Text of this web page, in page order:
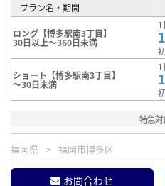
プラン名・期間
ロング【博多駅南3丁目】
30日以上～360日未満
ショート【博多駅南3丁目】
～30日未満
特急
福岡県 福岡市博多区
お問合わせ